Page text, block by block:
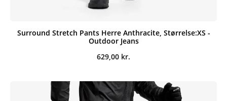
Surround Stretch Pants Herre Anthracite, Størrelse:XS -
Outdoor Jeans
629,00 kr.